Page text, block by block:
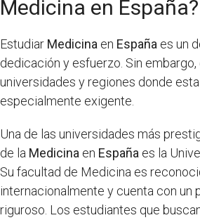
Medicina en España?
Estudiar Medicina en España es un
dedicación y esfuerzo. Sin
universidades y regiones donde
especialmente exigente.
Una de las universidades más
de la Medicina en España es la
Su facultad de Medicina es
internacionalmente y cuenta con un
riguroso. Los estudiantes que